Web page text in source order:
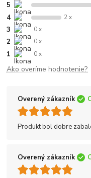
5
4 2 x
3 0 x
2 0 x
1 0 x
Ako overíme hodnotenie?
Overený zákazník
Produkt bol dobre
Overený zákazník